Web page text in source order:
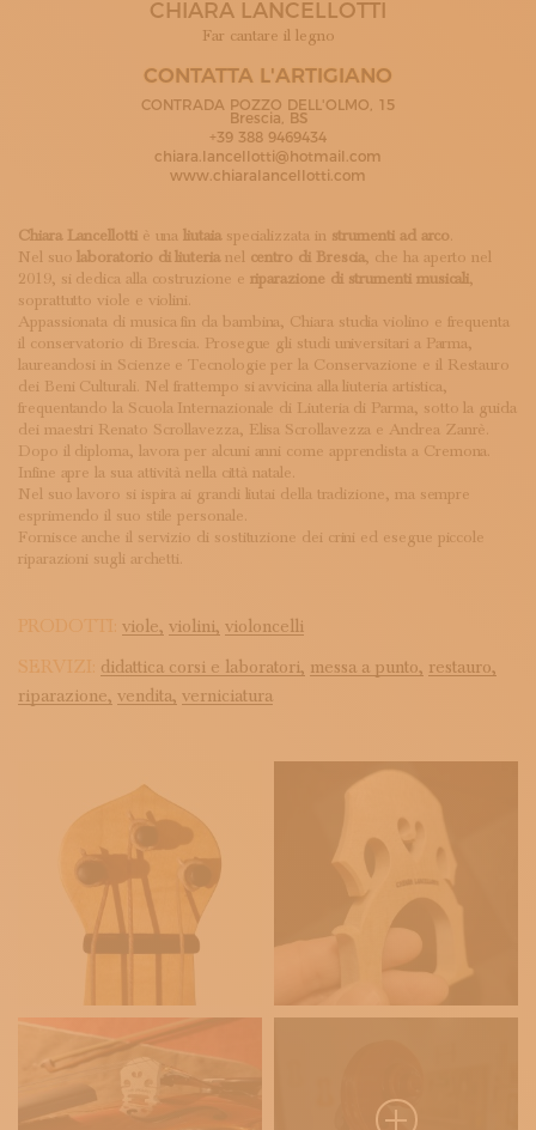
ISCRIVITI ALLA NEWSLETTER
LOGIN
CHIARA LANCELLOTTI
Far cantare il legno
CONTATTA L'ARTIGIANO
CONTRADA POZZO DELL'OLMO, 15
Brescia, BS
+39 388 9469434
chiara.lancellotti@hotmail.com
www.chiaralancellotti.com
Chiara Lancellottiè unaliutaiaspecializzata in strumenti ad arco.
Nel suolaboratorio di liuterianel centro di Brescia, che ha aperto nel
2019, si dedica alla costruzione e riparazione di strumenti musicali,
soprattutto viole e violini.
Appassionata di musica fin da bambina, Chiara studia violino e frequenta
il conservatorio di Brescia. Prosegue gli studi universitari a Parma,
laureandosi in Scienze e Tecnologie per la Conservazione e il Restauro
dei Beni Culturali. Nel frattempo si avvicina alla liuteria artistica,
frequentando la Scuola Internazionale di Liuteria di Parma, sotto la guida
dei maestri Renato Scrollavezza, Elisa Scrollavezza e Andrea Zanrè.
Dopo il diploma, lavora per alcuni anni come apprendista a Cremona.
Infine apre la sua attività nella città natale.
Nel suo lavoro si ispira ai grandi liutai della tradizione, ma sempre
esprimendo il suo stile personale.
Fornisce anche il servizio di sostituzione dei crini ed esegue piccole
riparazioni sugli archetti.
PRODOTTI: viole, violini, violoncelli
SERVIZI: didattica corsi e laboratori, messa a punto, restauro,
riparazione, vendita, verniciatura